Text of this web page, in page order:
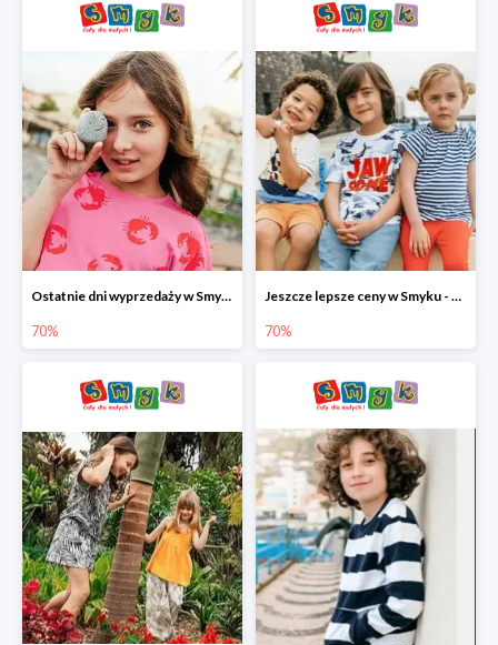
Ostatnie dni wyprzedaży w Smyku - ubrania i buty do -70%
70%
Jeszcze lepsze ceny w Smyku - ubrania i buty do -70%
70%